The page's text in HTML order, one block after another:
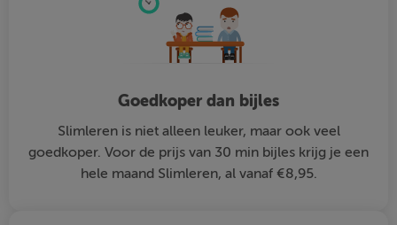
Goedkoper dan bijles
Slimleren is niet alleen leuker, maar ook veel
goedkoper. Voor de prijs van 30 min bijles krijg je een
hele maand Slimleren, al vanaf €8,95.